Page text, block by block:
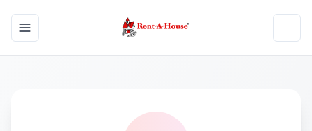
Toggle navigation menu